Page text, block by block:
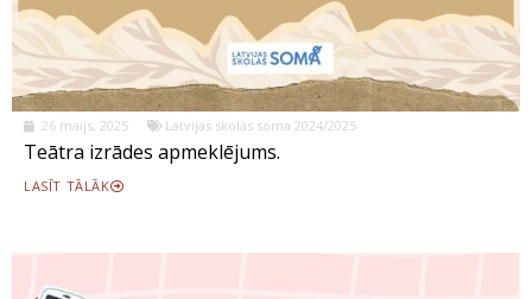
26 maijs, 2025 Latvijas skolas soma 2024/2025
Teātra izrādes apmeklējums.
LASĪT TĀLĀK